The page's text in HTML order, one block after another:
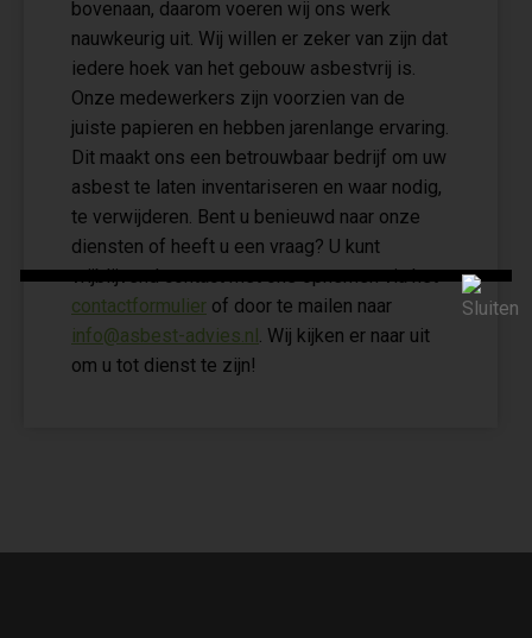
bovenaan, daarom voeren wij ons werk
nauwkeurig uit. Wij willen er zeker van zijn dat
iedere hoek van het gebouw asbestvrij is.
Onze medewerkers zijn voorzien van de
juiste papieren en hebben jarenlange ervaring.
Dit maakt ons een betrouwbaar bedrijf om uw
asbest te laten inventariseren en waar nodig,
te verwijderen. Bent u benieuwd naar onze
diensten of heeft u een vraag? U kunt
vrijblijvend contact met ons opnemen via het
contactformulier of door te mailen naar
info@asbest-advies.nl. Wij kijken er naar uit
om u tot dienst te zijn!